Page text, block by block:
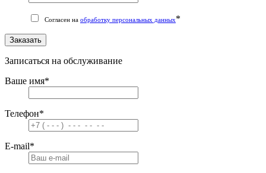
Согласен на обработку персональных данных*
Заказать
Записаться на обслуживание
Ваше имя*
Телефон*
E-mail*